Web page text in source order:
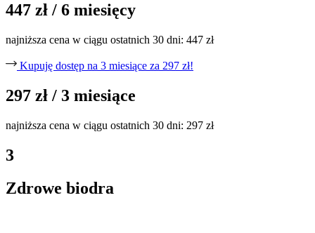
447 zł / 6 miesięcy
najniższa cena w ciągu ostatnich 30 dni: 447 zł
Kupuję dostęp na 3 miesiące za 297 zł!
297 zł / 3 miesiące
najniższa cena w ciągu ostatnich 30 dni: 297 zł
3
Zdrowe biodra